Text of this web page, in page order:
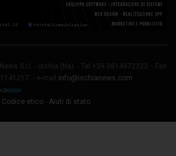
S.r.l. - Ischia (Na) - Tel.+39 0814972323 - Fax
- e-mail info@ischianews.com
Codice etico - Aiuti di stato